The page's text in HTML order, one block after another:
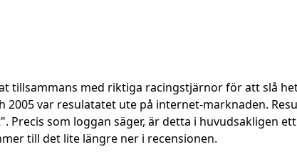
med riktiga racingstjärnor för att slå
var resulatatet ute på internet-marknaden.
Precis som loggan säger, är detta i huvudsakligen
till det lite längre ner i recensionen.